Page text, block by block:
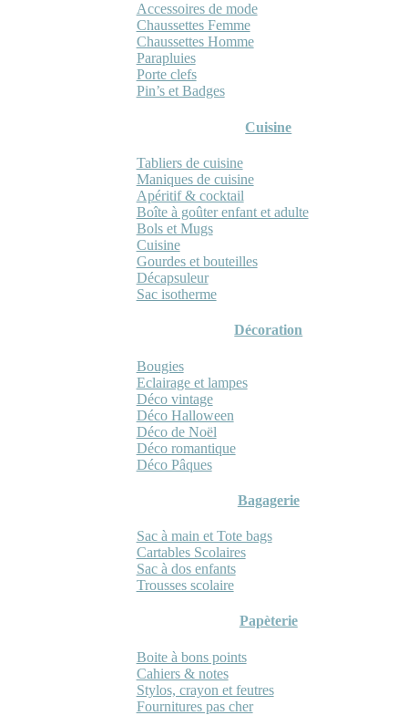
Accessoires de mode
Chaussettes Femme
Chaussettes Homme
Parapluies
Porte clefs
Pin’s et Badges
Cuisine
Tabliers de cuisine
Maniques de cuisine
Apéritif & cocktail
Boîte à goûter enfant et adulte
Bols et Mugs
Cuisine
Gourdes et bouteilles
Décapsuleur
Sac isotherme
Décoration
Bougies
Eclairage et lampes
Déco vintage
Déco Halloween
Déco de Noël
Déco romantique
Déco Pâques
Bagagerie
Sac à main et Tote bags
Cartables Scolaires
Sac à dos enfants
Trousses scolaire
Papèterie
Boite à bons points
Cahiers & notes
Stylos, crayon et feutres
Fournitures pas cher